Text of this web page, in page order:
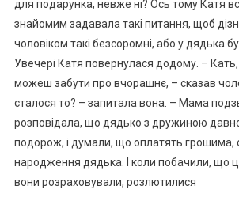
для подарунка, невже ні? Ось тому Катя
знайомим задавала такі питання, щоб
чоловіком такі безсоромні, або у дядька
Увечері Катя повернулася додому. –
можеш забути про вчорашнє, – сказав
сталося то? – запитала вона. – Мама
розповідала, що дядько з дружиною давно
подорож, і думали, що оплатять
народження дядька. І коли побачили, що
вони розраховували, розлютилися